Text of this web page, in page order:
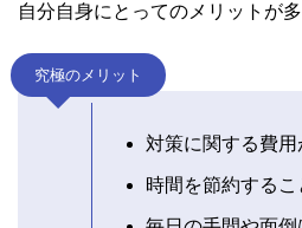
自分自身にとってのメリットが多
究極のメリット
対策に関する費用
時間を節約するこ